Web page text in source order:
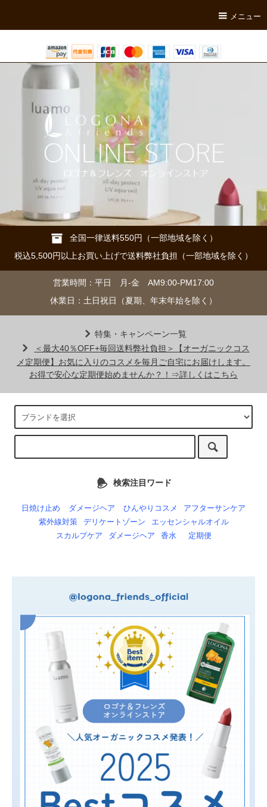
メニュー
全国一律送料550円（一部地域を除く）
税込5,500円以上お買い上げで送料弊社負担（一部地域を除く）
営業時間：平日 月-金 AM9:00-PM17:00
休業日：土日祝日（夏期、年末年始を除く）
特集・キャンペーン一覧
＜最大40％OFF+毎回送料弊社負担＞【オーガニックコス
メ定期便】お気に入りのコスメを毎月ご自宅にお届けします。
お得で安心な定期便始めませんか？！⇒詳しくはこちら
検索注目ワード
日焼け止め ダメージヘア ひんやりコスメ
アフターサンケア
紫外線対策
デリケートゾーン
エッセンシャルオイル
スカルプケア
ダメージヘア 香水 定期便